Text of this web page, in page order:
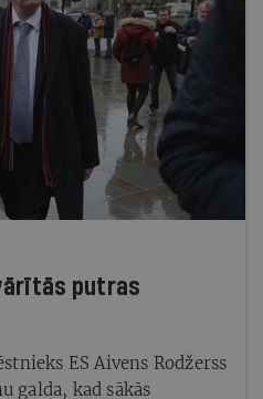
putras
ES Aivens Rodžerss
galda, kad sākās